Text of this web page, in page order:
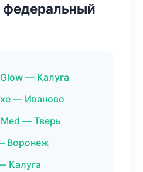
— Калуга
— Иваново
— Тверь
Воронеж
Калуга